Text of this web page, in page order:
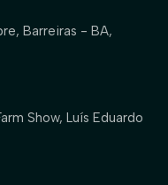
Barreiras - BA,
Show, Luís Eduardo